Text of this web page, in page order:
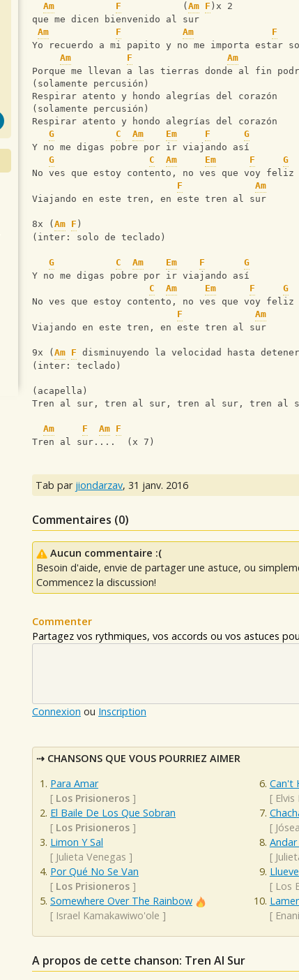
Am
F
           (
Am F )x 2
que me dicen bienvenido al sur
Am
F Am
F
Yo recuerdo a mi papito y no me importa estar
Am
F Am
Porque me llevan a las tierras donde al fin
(solamente percusión)
Respirar atento y hondo alegrías del corazón
(solamente percusión)
Respirar atento y hondo alegrías del corazón
G
C Am Em F
G
Y no me digas pobre por ir viajando así
G
C Am Em F
G
No ves que estoy contento, no ves que voy feliz
F
Am
Viajando en este tren, en este tren al sur
8x ( Am F )
(inter: solo de teclado)
G C Am Em F
G
Y no me digas pobre por ir viajando así
C
Am Em F
G
No ves que estoy contento, no ves que voy feliz
F
Am
Viajando en este tren, en este tren al sur
9x ( Am F disminuyendo la velocidad hasta
(inter: teclado)
(acapella)
Tren al sur, tren al sur, tren al sur, tren al
Am F Am F
Tren al sur....  (x 7)
Tab par jiondarzav, 31 janv. 2016
Commentaires (0)
Aucun commentaire :(
Besoin d'aide, envie de partager une astuce, ou
Commencez la discussion!
Commenter
Partagez vos rythmiques, vos accords ou vos astuces
Connexion ou Inscription
CHANSONS QUE VOUS POURRIEZ AIMER
Para Amar
[ Los Prisioneros ]
El Baile De Los Que Sobran
[ Los Prisioneros ]
Limon Y Sal
[ Julieta Venegas ]
Por Qué No Se Van
[ Los Prisioneros ]
Somewhere Over The Rainbow
[ Israel Kamakawiwo'ole ]
Can't
[ Elvis
[
[
[ Los
[
A propos de cette chanson: Tren Al Sur